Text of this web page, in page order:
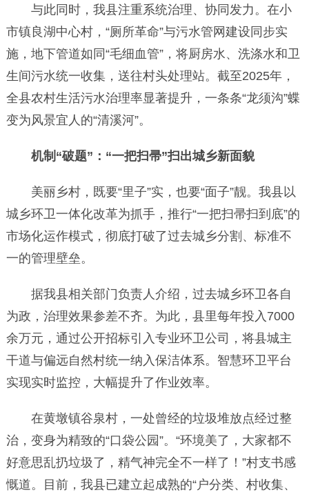
与此同时，我县注重系统治理、协同发力。在小
市镇良湖中心村，“厕所革命”与污水管网建设同步实
施，地下管道如同“毛细血管”，将厨房水、洗涤水和卫
生间污水统一收集，送往村头处理站。截至2025年，
全县农村生活污水治理率显著提升，一条条“龙须沟”蝶
变为风景宜人的“清溪河”。
机制“破题”：“一把扫帚”扫出城乡新面貌
美丽乡村，既要“里子”实，也要“面子”靓。我县以
城乡环卫一体化改革为抓手，推行“一把扫帚扫到底”的
市场化运作模式，彻底打破了过去城乡分割、标准不
一的管理壁垒。
据我县相关部门负责人介绍，过去城乡环卫各自
为政，治理效果参差不齐。为此，县里每年投入7000
余万元，通过公开招标引入专业环卫公司，将县城主
干道与偏远自然村统一纳入保洁体系。智慧环卫平台
实现实时监控，大幅提升了作业效率。
在黄墩镇谷泉村，一处曾经的垃圾堆放点经过整
治，变身为精致的“口袋公园”。“环境美了，大家都不
好意思乱扔垃圾了，精气神完全不一样了！”村支书感
慨道。目前，我县已建立起成熟的“户分类、村收集、